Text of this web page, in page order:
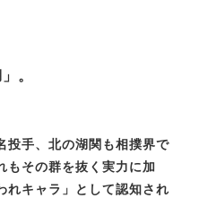
。
投手、北の湖関も相撲界で
もその群を抜く実力に加
れキャラ」として認知され